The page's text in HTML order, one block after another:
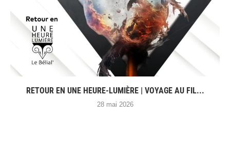
RETOUR EN UNE HEURE-LUMIÈRE | VOYAGE AU FIL...
28 mai 2026